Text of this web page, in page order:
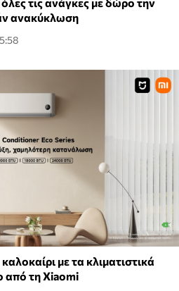
ανακύκλωση
με τα κλιματιστικά
από τη Xiaomi